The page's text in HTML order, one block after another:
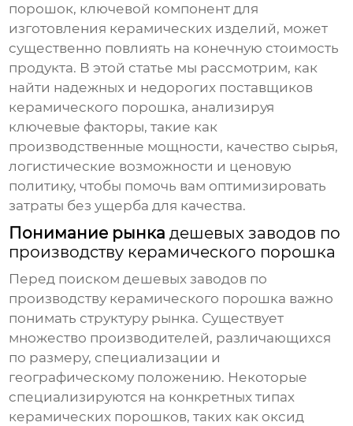
порошок, ключевой компонент для
изготовления керамических изделий, может
существенно повлиять на конечную стоимость
продукта. В этой статье мы рассмотрим, как
найти надежных и недорогих поставщиков
керамического порошка, анализируя
ключевые факторы, такие как
производственные мощности, качество сырья,
логистические возможности и ценовую
политику, чтобы помочь вам оптимизировать
затраты без ущерба для качества.
Понимание рынкадешевых заводов по
производству керамического порошка
Перед поискомдешевых заводов по
производству керамического порошка важно
понимать структуру рынка. Существует
множество производителей, различающихся
по размеру, специализации и
географическому положению. Некоторые
специализируются на конкретных типах
керамических порошков, таких как оксид